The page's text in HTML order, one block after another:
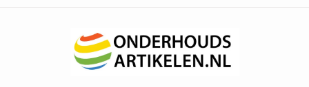
Hoe reinig je de Electrolux
wasmachine?